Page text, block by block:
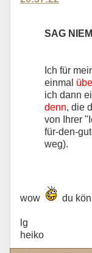
SAG
Ich für
einmal
ich dann
denn, die
von Ihrer
für-den-
weg).
wow du
lg
heiko